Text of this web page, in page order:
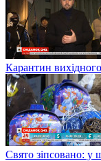
Карантин
Свято зіпсовано: у